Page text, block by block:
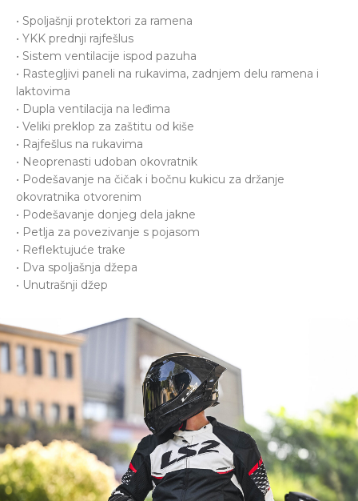
• Spoljašnji protektori za ramena
• YKK prednji rajfešlus
• Sistem ventilacije ispod pazuha
• Rastegljivi paneli na rukavima, zadnjem delu ramena i
laktovima
• Dupla ventilacija na leđima
• Veliki preklop za zaštitu od kiše
• Rajfešlus na rukavima
• Neoprenasti udoban okovratnik
• Podešavanje na čičak i bočnu kukicu za držanje
okovratnika otvorenim
• Podešavanje donjeg dela jakne
• Petlja za povezivanje s pojasom
• Reflektujuće trake
• Dva spoljašnja džepa
• Unutrašnji džep